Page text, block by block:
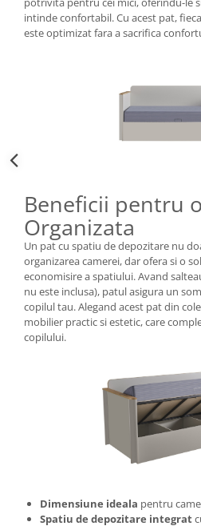
intinde confortabil. Cu acest pat,
este optimizat fara a sacrifica
Beneficii pentru
Organizata
Un pat cu spatiu de depozitare nu
organizarea camerei, dar ofera si o
economisire a spatiului. Avand
nu este inclusa), patul asigura un
copilul tau. Alegand acest pat din
mobilier practic si estetic, care
copilului.
Dimensiune ideala pentru
Spatiu de depozitare integrat